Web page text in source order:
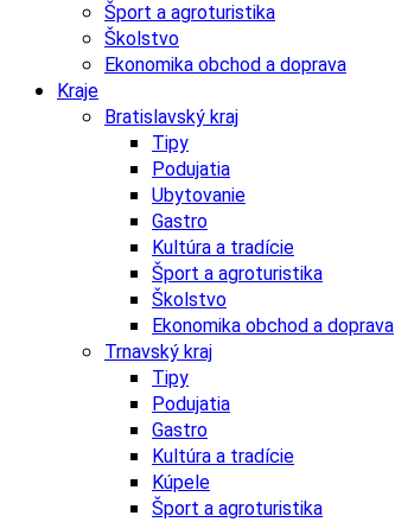
Šport a agroturistika
Školstvo
Ekonomika obchod a doprava
Kraje
Bratislavský kraj
Tipy
Podujatia
Ubytovanie
Gastro
Kultúra a tradície
Šport a agroturistika
Školstvo
Ekonomika obchod a doprava
Trnavský kraj
Tipy
Podujatia
Gastro
Kultúra a tradície
Kúpele
Šport a agroturistika